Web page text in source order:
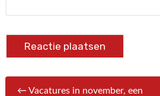
← Vacatures in november, een